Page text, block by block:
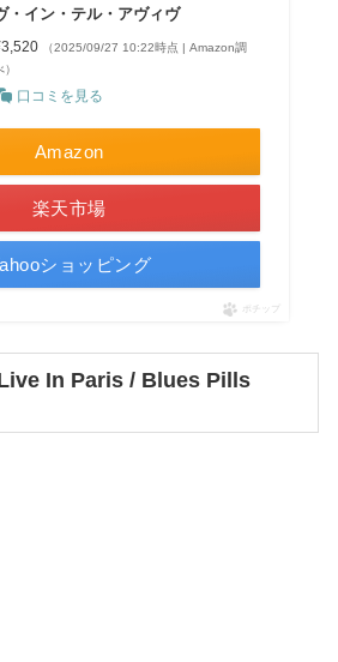
・イン・テル・アヴィヴ
（2025/09/27 10:22時点 | Amazon調
）
口コミを見る
Amazon
楽天市場
ショッピング
ポチップ
In Paris / Blues Pills